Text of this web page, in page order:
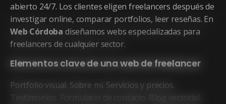
abierto 24/7. Los clientes eligen freelancers después de
investigar online, comparar portfolios, leer reseñas. En
Web Córdoba diseñamos webs especializadas para
freelancers de cualquier sector.
Elementos clave de una web de freelancer
Portfolio visual. Sobre mí. Servicios y precios.
Testimonios. Formulario de contacto. Blog sectorial.